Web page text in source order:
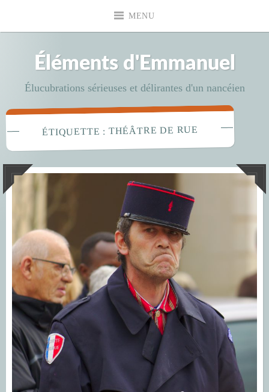
MENU
Éléments d'Emmanuel
Élucubrations sérieuses et délirantes d'un nancéien
ÉTIQUETTE : THÉÂTRE DE RUE